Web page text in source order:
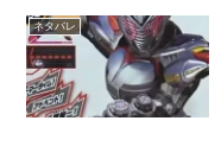
ネタバレ